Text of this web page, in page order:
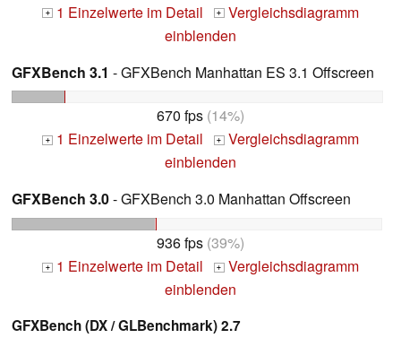
+ 1 Einzelwerte im Detail + Vergleichsdiagramm
einblenden
GFXBench 3.1 - GFXBench Manhattan ES 3.1 Offscreen
670 fps (14%)
+ 1 Einzelwerte im Detail + Vergleichsdiagramm
einblenden
GFXBench 3.0- GFXBench 3.0 Manhattan Offscreen
936 fps (39%)
+ 1 Einzelwerte im Detail + Vergleichsdiagramm
einblenden
GFXBench (DX / GLBenchmark) 2.7